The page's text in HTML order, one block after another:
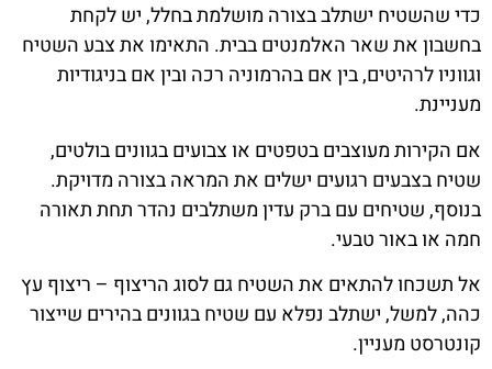
כדי שהשטיח ישתלב בצורה מושלמת בחלל, יש לקחת
בחשבון את שאר האלמנטים בבית. התאימו את צבע השטיח
וגווניו לרהיטים, בין אם בהרמוניה רכה ובין אם בניגודיות
מעניינת.
אם הקירות מעוצבים בטפטים או צבועים בגוונים בולטים,
שטיח בצבעים רגועים ישלים את המראה בצורה מדויקת.
בנוסף, שטיחים עם ברק עדין משתלבים נהדר תחת תאורה
חמה או באור טבעי.
אל תשכחו להתאים את השטיח גם לסוג הריצוף – ריצוף עץ
כהה, למשל, ישתלב נפלא עם שטיח בגוונים בהירים שייצור
קונטרסט מעניין.